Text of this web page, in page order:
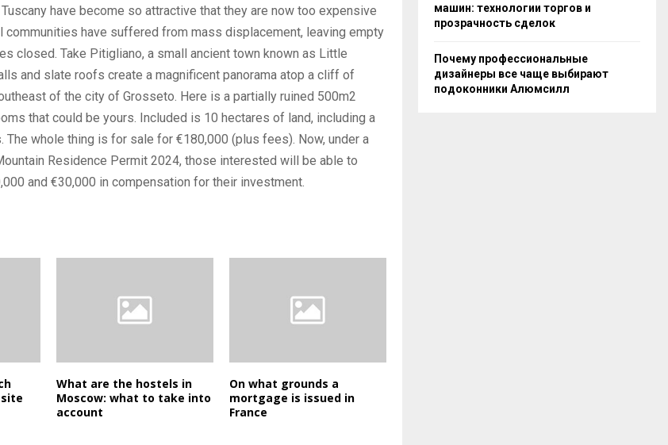
have become so attractive that they are now too expensive
communities have suffered from mass displacement, leaving empty
closed. Take Pitigliano, a small ancient town known as Little
and slate roofs create a magnificent panorama atop a cliff of
of the city of Grosseto. Here is a partially ruined 500m2
that could be yours. Included is 10 hectares of land, including a
The whole thing is for sale for €180,000 (plus fees). Now, under a
Residence Permit 2024, those interested will be able to
and €30,000 in compensation for their investment.
What are the hostels in
Moscow: what to take into
account
On what grounds a
mortgage is issued in
France
машин: технологии торгов и
прозрачность сделок
Почему профессиональные
дизайнеры все чаще выбирают
подоконники Алюмсилл